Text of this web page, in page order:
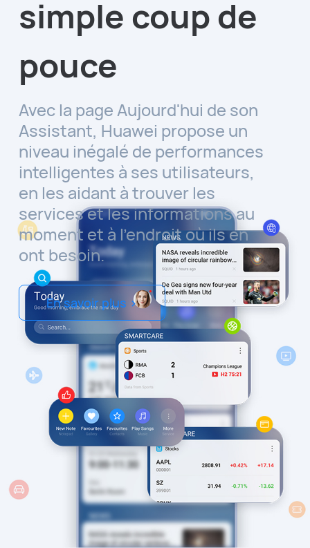
simple coup de
pouce
Avec la page Aujourd'hui de son
Assistant, Huawei propose un
niveau inégalé de performances
intelligentes à ses utilisateurs,
en les aidant à trouver les
services et les informations au
moment et à l’endroit où ils en
ont besoin.
En savoir plus >